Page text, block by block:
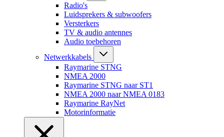
Radio's
Luidsprekers & subwoofers
Versterkers
TV & audio antennes
Audio toebehoren
Netwerkkabels
Raymarine STNG
NMEA 2000
Raymarine STNG naar ST1
NMEA 2000 naar NMEA 0183
Raymarine RayNet
Motorinformatie